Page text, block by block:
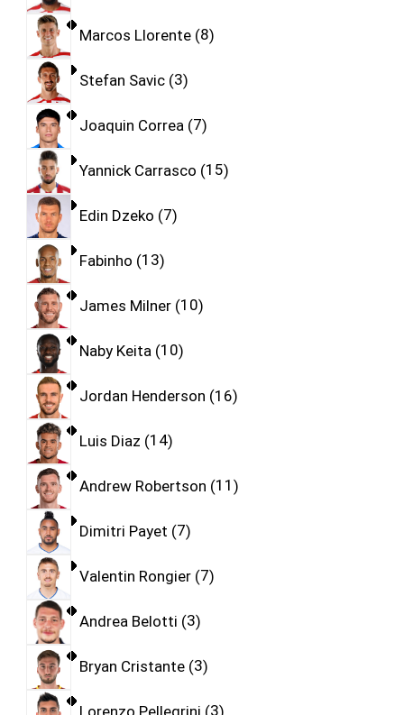
Marcos Llorente 8
Stefan Savic 3
Joaquin Correa 7
Yannick Carrasco 15
Edin Dzeko 7
Fabinho 13
James Milner 10
Naby Keita 10
Jordan Henderson 16
Luis Diaz 14
Andrew Robertson 11
Dimitri Payet 7
Valentin Rongier 7
Andrea Belotti 3
Bryan Cristante 3
Lorenzo Pellegrini 3